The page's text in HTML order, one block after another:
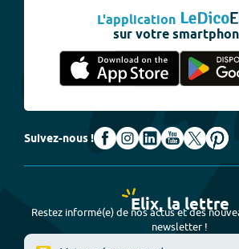
L'application
sur votre
Suivez-nous !
Elix, la lettre
Restez informé(e) de nos actus et des
newsletter !